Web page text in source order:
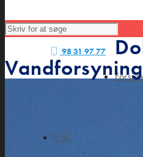
98 31 97 77
VSK
Vandforsyning